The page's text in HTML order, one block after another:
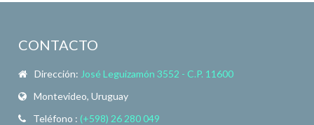
CONTACTO
Dirección: José Leguizamón 3552 - C.P. 11600
Montevideo, Uruguay
Teléfono : (+598) 26 280 049